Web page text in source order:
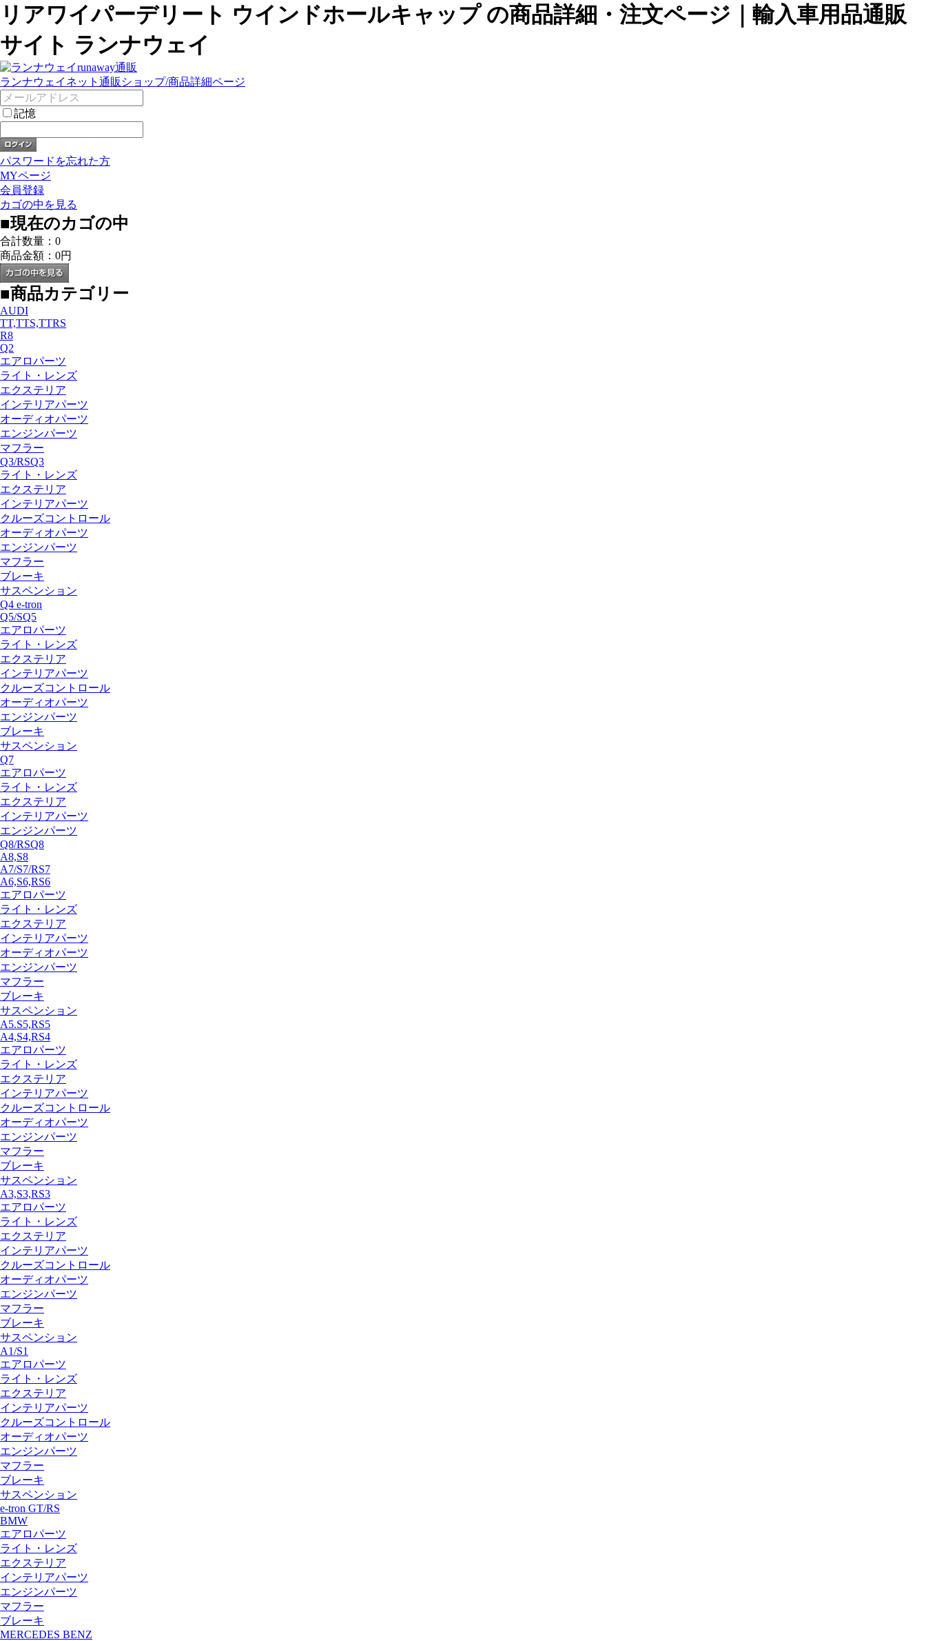
リアワイパーデリート ウインドホールキャップ の商品詳細・注文ページ｜輸入車用品通販
サイト ランナウェイ
ランナウェイネット通販ショップ/商品詳細ページ
記憶
パスワードを忘れた方
MYページ
会員登録
カゴの中を見る
■現在のカゴの中
合計数量： 0
商品金額： 0円
■商品カテゴリー
AUDI
TT,TTS,TTRS
R8
Q2
エアロパーツ
ライト・レンズ
エクステリア
インテリアパーツ
オーディオパーツ
エンジンパーツ
マフラー
Q3/RSQ3
ライト・レンズ
エクステリア
インテリアパーツ
クルーズコントロール
オーディオパーツ
エンジンパーツ
マフラー
ブレーキ
サスペンション
Q4 e-tron
Q5/SQ5
エアロパーツ
ライト・レンズ
エクステリア
インテリアパーツ
クルーズコントロール
オーディオパーツ
エンジンパーツ
ブレーキ
サスペンション
Q7
エアロパーツ
ライト・レンズ
エクステリア
インテリアパーツ
エンジンパーツ
Q8/RSQ8
A8,S8
A7/S7/RS7
A6,S6,RS6
エアロパーツ
ライト・レンズ
エクステリア
インテリアパーツ
オーディオパーツ
エンジンパーツ
マフラー
ブレーキ
サスペンション
A5.S5,RS5
A4,S4,RS4
エアロパーツ
ライト・レンズ
エクステリア
インテリアパーツ
クルーズコントロール
オーディオパーツ
エンジンパーツ
マフラー
ブレーキ
サスペンション
A3,S3,RS3
エアロパーツ
ライト・レンズ
エクステリア
インテリアパーツ
クルーズコントロール
オーディオパーツ
エンジンパーツ
マフラー
ブレーキ
サスペンション
A1/S1
エアロパーツ
ライト・レンズ
エクステリア
インテリアパーツ
クルーズコントロール
オーディオパーツ
エンジンパーツ
マフラー
ブレーキ
サスペンション
e-tron GT/RS
BMW
エアロパーツ
ライト・レンズ
エクステリア
インテリアパーツ
エンジンパーツ
マフラー
ブレーキ
MERCEDES BENZ